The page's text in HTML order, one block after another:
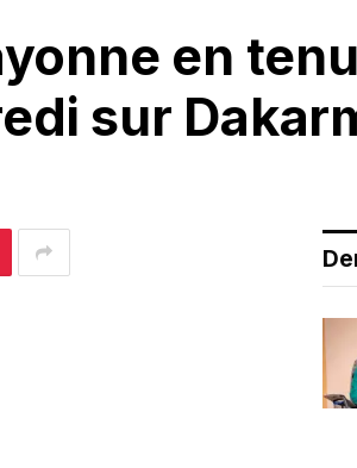
en
sur